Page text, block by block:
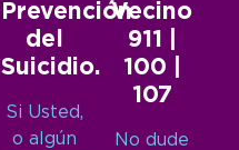
Prevención
del
Suicidio.
Si Usted,
o algún
Vecino
911 |
100 |
107
No dude